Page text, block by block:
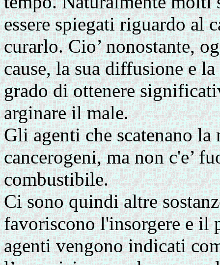
essere spiegati riguardo al
curarlo. Cio’ nonostante,
cause, la sua diffusione e
grado di ottenere
arginare il male.
Gli agenti che scatenano
cancerogeni, ma non c'e’
combustibile.
Ci sono quindi altre
favoriscono l'insorgere e il
agenti vengono indicati